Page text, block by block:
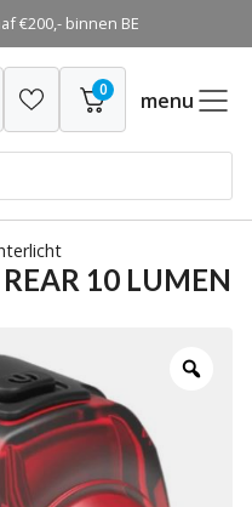
€200,- binnen BE
0 menu
10 LUMEN